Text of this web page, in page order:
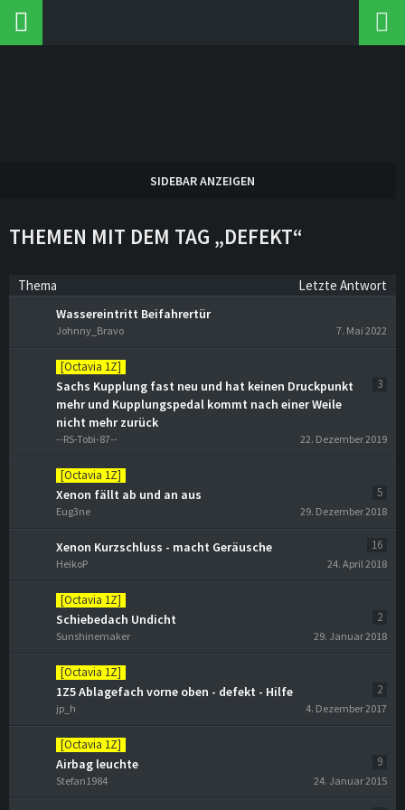
THEMEN MIT DEM TAG „DEFEKT“
Thema Letzte Antwort
Wassereintritt Beifahrertür
Johnny_Bravo 7. Mai 2022
[Octavia 1Z]
Sachs Kupplung fast neu und hat keinen Druckpunkt
mehr und Kupplungspedal kommt nach einer Weile
nicht mehr zurück
3
--RS-Tobi-87-- 22. Dezember 2019
[Octavia 1Z]
Xenon fällt ab und an aus 5
Eug3ne 29. Dezember 2018
Xenon Kurzschluss - macht Geräusche 16
HeikoP 24. April 2018
[Octavia 1Z]
Schiebedach Undicht 2
Sunshinemaker 29. Januar 2018
[Octavia 1Z]
1Z5 Ablagefach vorne oben - defekt - Hilfe 2
jp_h 4. Dezember 2017
[Octavia 1Z]
Airbag leuchte 9
Stefan1984 24. Januar 2015